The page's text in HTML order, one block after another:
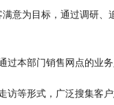
意为目标，通过调研
过本部门销售网点的业
访等形式，广泛搜集客